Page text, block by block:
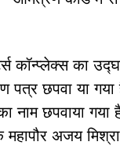
कॉन्प्लेक्स का
पत्र छपवा या
का नाम छपवाया
अजय